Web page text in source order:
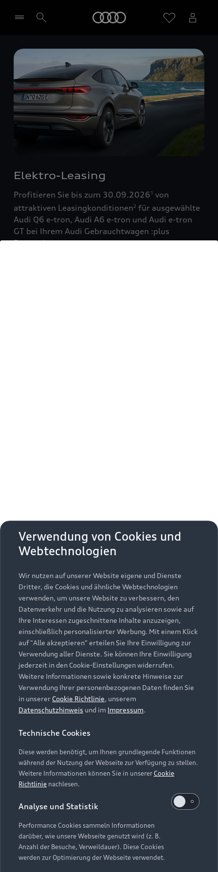
Händler wählen
Elektro-Leasing
Profitieren Sie bis zum 30.09.20261 von
attraktiven Leasingkonditionen2 für ausgewählte
Audi Q6 e-tron, Audi A6 e-tron und Audi e-tron
GT bei Ihrem Audi Gebrauchtwagen :plus
Partner!
Zurück nach oben
Modelle
Alle Modelle
Modelle vergleichen
Elektromodelle
Plug-in-Hybride
Kaufen & leasen
Neuwagensuche
Gebrauchtwagensuche
Gebrauchtwagen
Finanzierung
Aktionen & Angebote
Geschäftskunden
Service & Zubehör
Saisonale Angebote
Audi Services
Garantie
Audi digital services
myAudi
Support
Kundenservice
Händlersuche
Audi Code
Online-Terminvereinbarung
Servicekontakt
Vertrag widerrufen
Über Audi
Unternehmen
Karriere
Investor Relations
Presse & Media Center
Datenschutz
Audi erleben
Newsletter
Impressum Rechtliches
Hinweisgebersystem
Datenschutzinformation
Cookie-Einstellungen
Cookie-Richtlinie
Barrierefreiheit
Hinweis: Die aktuelle Darstellung und Anordnung der
Embleme am Fahrzeug bei allen Abbildungen auf dieser
Webseite kann abweichen.
Verwendung von Cookies und
Webtechnologien
Wir nutzen auf unserer Website eigene und Dienste
Dritter, die Cookies und ähnliche Webtechnologien
verwenden, um unsere Website zu verbessern, den
Datenverkehr und die Nutzung zu analysieren sowie auf
Ihre Interessen zugeschnittene Inhalte anzuzeigen,
einschließlich personalisierter Werbung. Mit einem Klick
auf "Alle akzeptieren" erteilen Sie Ihre Einwilligung zur
Verwendung aller Dienste. Sie können Ihre Einwilligung
jederzeit in den Cookie-Einstellungen widerrufen.
Weitere Informationen sowie konkrete Hinweise zur
Verwendung Ihrer personenbezogenen Daten finden Sie
in unserer Cookie Richtlinie, unserem
Datenschutzhinweis und im Impressum.
Technische Cookies
Diese werden benötigt, um Ihnen grundlegende Funktionen
während der Nutzung der Webseite zur Verfügung zu stellen.
Weitere Informationen können Sie in unsererCookie
Richtlinie nachlesen.
Analyse und Statistik
Performance Cookies sammeln Informationen
darüber, wie unsere Webseite genutzt wird (z. B.
Anzahl der Besuche, Verweildauer). Diese Cookies
werden zur Optimierung der Webseite verwendet.